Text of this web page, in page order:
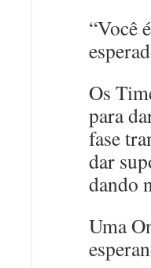
“Você
Os
para
fase
dar
dando
Uma